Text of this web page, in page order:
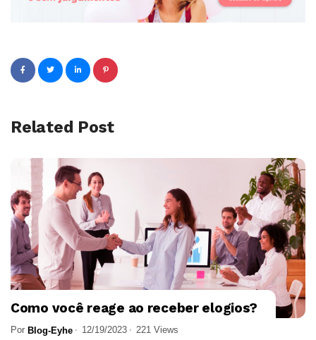
Related Post
Como você reage ao receber elogios?
Por Blog-Eyhe 12/19/2023 221 Views